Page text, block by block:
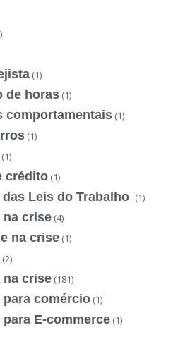
(1)
de horas (1)
comportamentais (1)
(1)
(1)
crédito (1)
Leis do Trabalho (1)
na crise (4)
na crise (1)
(2)
na crise (181)
comércio (1)
E-commerce (1)